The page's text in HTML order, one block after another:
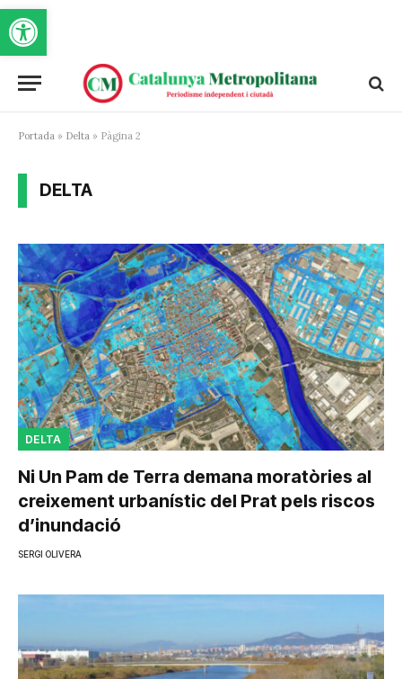
Obre la barra d'eines
Portada » Delta » Pàgina 2
DELTA
DELTA
Ni Un Pam de Terra demana moratòries al
creixement urbanístic del Prat pels riscos
d’inundació
SERGI OLIVERA